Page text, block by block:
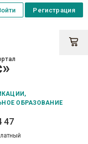
ОБРАЗОВАНИЕ
47
Регистрация